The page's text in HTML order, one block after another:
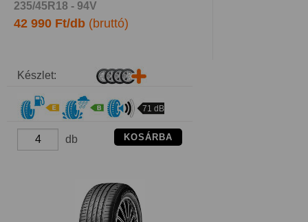
235/45R18 - 94V
42 990 Ft/db (bruttó)
Készlet:
71 dB
db KOSÁRBA